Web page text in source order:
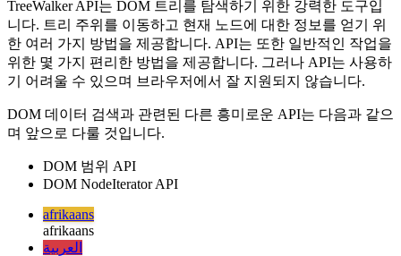
요약
TreeWalker API는 DOM 트리를 탐색하기 위한 강력한 도구입
니다. 트리 주위를 이동하고 현재 노드에 대한 정보를 얻기 위
한 여러 가지 방법을 제공합니다. API는 또한 일반적인 작업을
위한 몇 가지 편리한 방법을 제공합니다. 그러나 API는 사용하
기 어려울 수 있으며 브라우저에서 잘 지원되지 않습니다.
DOM 데이터 검색과 관련된 다른 흥미로운 API는 다음과 같으
며 앞으로 다룰 것입니다.
DOM 범위 API
DOM NodeIterator API